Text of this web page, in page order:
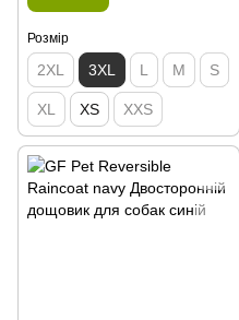
Розмір
2XL 3XL L M S
XL XS XXS